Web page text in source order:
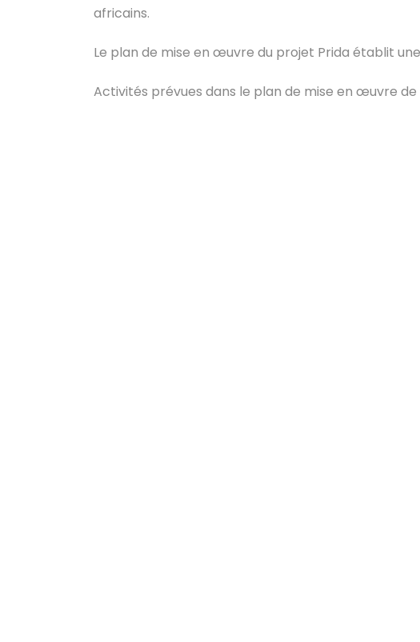
africains.
Le plan de mise en œuvre du projet Prida établit
Activités prévues dans le plan de mise en œuvre de